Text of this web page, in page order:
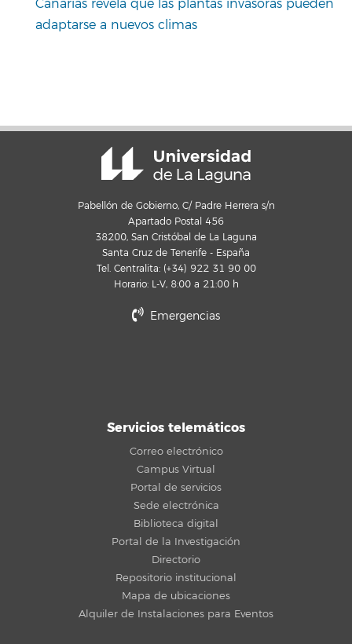
Canarias revela que las plantas invasoras pueden
adaptarse a nuevos climas
Pabellón de Gobierno, C/ Padre Herrera s/n
Apartado Postal 456
38200, San Cristóbal de La Laguna
Santa Cruz de Tenerife - España
Tel. Centralita: (+34) 922 31 90 00
Horario: L-V, 8:00 a 21:00 h
Emergencias
Servicios telemáticos
Correo electrónico
Campus Virtual
Portal de servicios
Sede electrónica
Biblioteca digital
Portal de la Investigación
Directorio
Repositorio institucional
Mapa de ubicaciones
Alquiler de Instalaciones para Eventos